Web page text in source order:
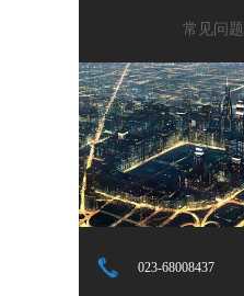
常见问题
023-68008437